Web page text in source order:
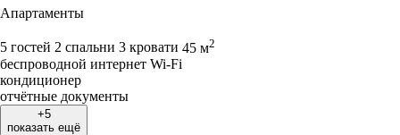
Апартаменты
5 гостей 2 спальни 3 кровати 45 м2
беспроводной интернет Wi-Fi
кондиционер
отчётные документы
+5
показать ещё